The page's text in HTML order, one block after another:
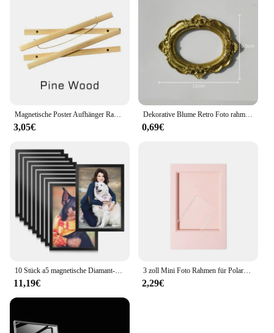
Magnetische Poster Aufhänger Rahmen Teak Holz Kleiderbügel Rahmen Natürliche Malerei Foto Rahmen Leinwand Wand Kunst Handwerk Rahmen Kunst Aufhänger
3,05€
Dekorative Blume Retro Foto rahmen Hochzeit Wohnkultur Desktop Bilderrahmen klassischen Barock kleinen Foto rahmen
0,69€
10 Stück a5 magnetische Diamant-Kunst rahmen, selbst klebende magnetische Bilderrahmen Diamant-Mal rahmen Display rahmen schwarz
11,19€
3 zoll Mini Foto Rahmen für Polaroid Bild Rahmen Tabletop Photocard Display
2,29€